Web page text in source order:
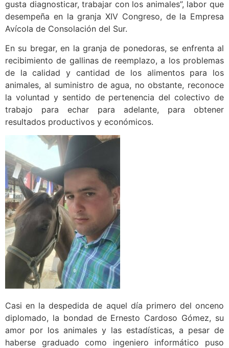
gusta diagnosticar, trabajar con los animales”, labor que
desempeña en la granja XIV Congreso, de la Empresa
Avícola de Consolación del Sur.
En su bregar, en la granja de ponedoras, se enfrenta al
recibimiento de gallinas de reemplazo, a los problemas
de la calidad y cantidad de los alimentos para los
animales, al suministro de agua, no obstante, reconoce
la voluntad y sentido de pertenencia del colectivo de
trabajo para echar para adelante, para obtener
resultados productivos y económicos.
Casi en la despedida de aquel día primero del onceno
diplomado, la bondad de Ernesto Cardoso Gómez, su
amor por los animales y las estadísticas, a pesar de
haberse graduado como ingeniero informático puso